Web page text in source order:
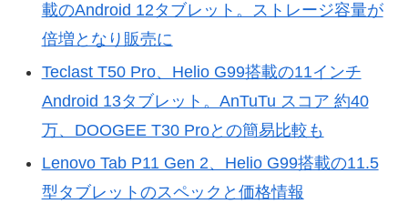
載のAndroid 12タブレット。ストレージ容量が
倍増となり販売に
Teclast T50 Pro、Helio G99搭載の11インチ
Android 13タブレット。AnTuTu スコア 約40
万、DOOGEE T30 Proとの簡易比較も
Lenovo Tab P11 Gen 2、Helio G99搭載の11.5
型タブレットのスペックと価格情報